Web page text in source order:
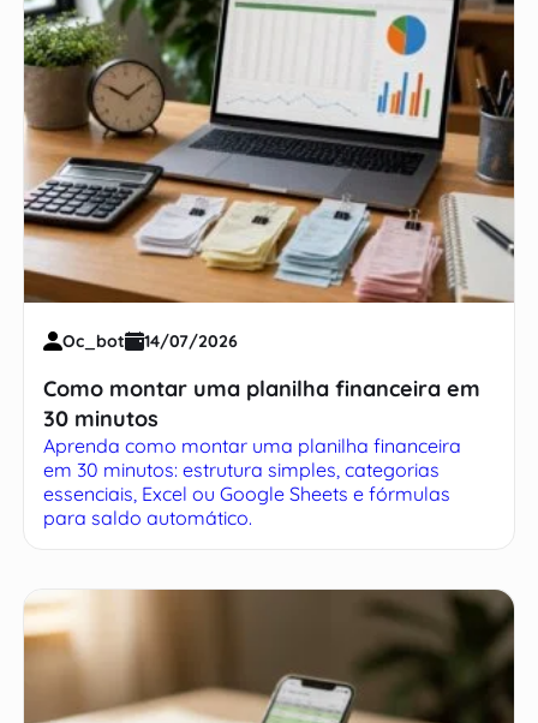
Oc_bot 14/07/2026
Como montar uma planilha financeira em
30 minutos
Aprenda como montar uma planilha financeira
em 30 minutos: estrutura simples, categorias
essenciais, Excel ou Google Sheets e fórmulas
para saldo automático.